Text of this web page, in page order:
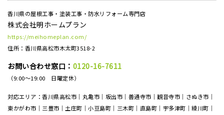
香川県の屋根工事・塗装工事・防水リフォーム専門店
株式会社明ホームプラン
https://meihomeplan.com/
住所：香川県高松市木太町3518-2
お問い合わせ窓口： 0120-16-7611
（9:00～19:00 日曜定休）
対応エリア：香川県高松市｜丸亀市｜坂出市｜善通寺市｜観音寺市｜さぬき市｜
東かがわ市｜三豊市｜土庄町｜小豆島町｜三木町｜直島町｜宇多津町｜綾川町｜